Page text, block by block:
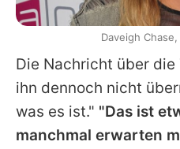
Die Nachricht über die
ihn dennoch nicht
was es ist." "Das ist
manchmal erwarten
Daveigh